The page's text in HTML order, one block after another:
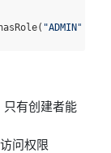
"ADMIN"
只有创建者能
问权限